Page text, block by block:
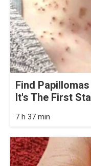
Find
It's The First
7 h 37 min